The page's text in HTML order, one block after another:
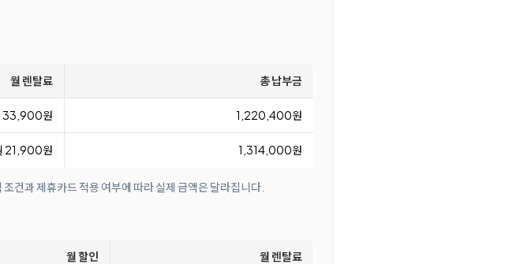
월 렌탈료 총 납부금
33,900원 1,220,400원
21,900원 1,314,000원
건과 제휴카드 적용 여부에 따라 실제 금액은 달라집니다.
월 할인 월 렌탈료